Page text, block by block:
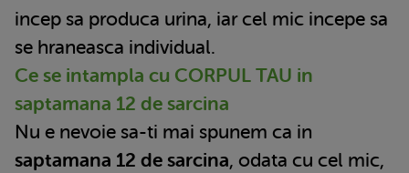
incep sa produca urina, iar cel mic incepe sa
se hraneasca individual.
Ce se intampla cu CORPUL TAU in
saptamana 12 de sarcina
Nu e nevoie sa-ti mai spunem ca in
saptamana 12 de sarcina, odata cu cel mic,